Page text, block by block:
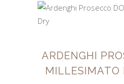
ARDENGHI
MILLESIMATO